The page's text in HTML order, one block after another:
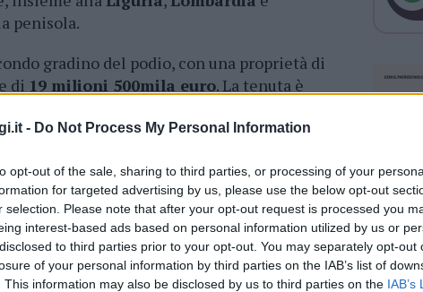
- Do Not Process My Personal Information
opt-out of the sale, sharing to third parties, or processing of your
for targeted advertising by us, please use the below opt-out
selection. Please note that after your opt-out request is processed you
interest-based ads based on personal information utilized by us or
to third parties prior to your opt-out. You may separately opt-out
of your personal information by third parties on the IAB’s list of
This information may also be disclosed by us to third parties on the IAB’s
penisola.
gradino del podio, con una proprietà di
di 19 milioni 500mila euro. La tenuta è
con piante tipiche sarde e rocce granitiche
per un totale di24 posti letto.
funge da trampolino
di Porto Cervo, si trova invece una villa dal
costruzione panoramica è disposta su
grande piscina,bagno turco e sauna.